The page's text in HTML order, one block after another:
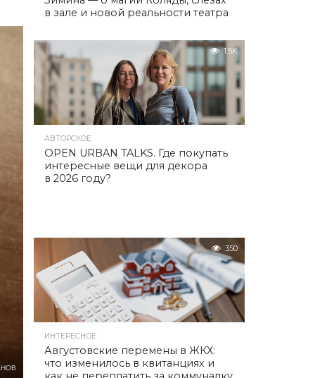
в зале и новой реальности театра
1.5K
АВТОРСКОЕ
OPEN URBAN TALKS. Где покупать
интересные вещи для декора
в 2026 году?
350
ИНТЕРЕСНОЕ
Августовские перемены в ЖКХ:
что изменилось в квитанциях и